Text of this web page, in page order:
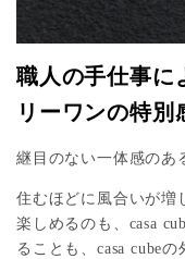
職人の手仕事に
リーワンの特別
継目のない一体感のあ
住むほどに風合いが増
楽しめるのも、casa
ることも、casa cube